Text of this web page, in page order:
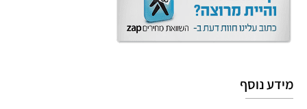
מידע נוסף